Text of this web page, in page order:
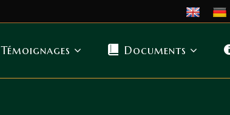
Témoignages Documents